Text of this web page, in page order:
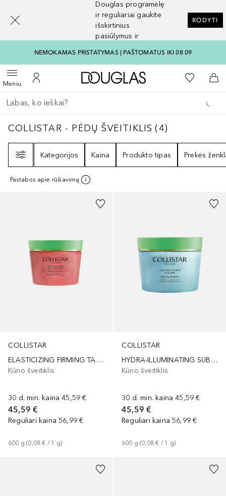
Douglas programėlę
ir reguliariai gaukite
išskirtinius
pasiūlymus ir
RODYTI
NEMOKAMAS PRISTATYMAS Į PAŠTOMATUS IKI 08 09
MeniuAtidaryti meniuĮ mano paskyrą
Į Douglas pagrindinį
Į mano
Į
Grįžk atgal
Vykdykite paiešką
COLLISTAR - PĖDŲ ŠVEITIKLIS4
COLLISTAR - PĖDŲ ŠVEITIKLIS (4)
Kategorijos
Kaina Produkto tipas Prekės
Pastabos apie rūšiavimą
COLLISTAR
ELASTICIZING FIRMING TALASSO-SCRUB
Kūno šveitiklis
30 d. min. kaina 45,59 €
45,59 €
Reguliari kaina 56,99 €
600 g (0,08 € / 1 g)
COLLISTAR
HYDRA-ILLUMINATING SUBLIME TALASSO-SCRUB
Kūno šveitiklis
30 d. min. kaina 45,59 €
45,59 €
Reguliari kaina 56,99 €
600 g (0,08 € / 1 g)
[navigation.slideout.screenreader]